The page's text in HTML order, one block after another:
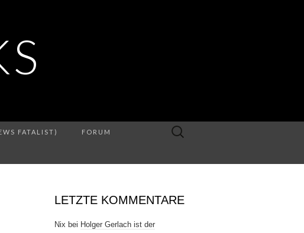
FATALIST) FORUM
Suche
LETZTE KOMMENTARE
Nix bei Holger Gerlach ist der